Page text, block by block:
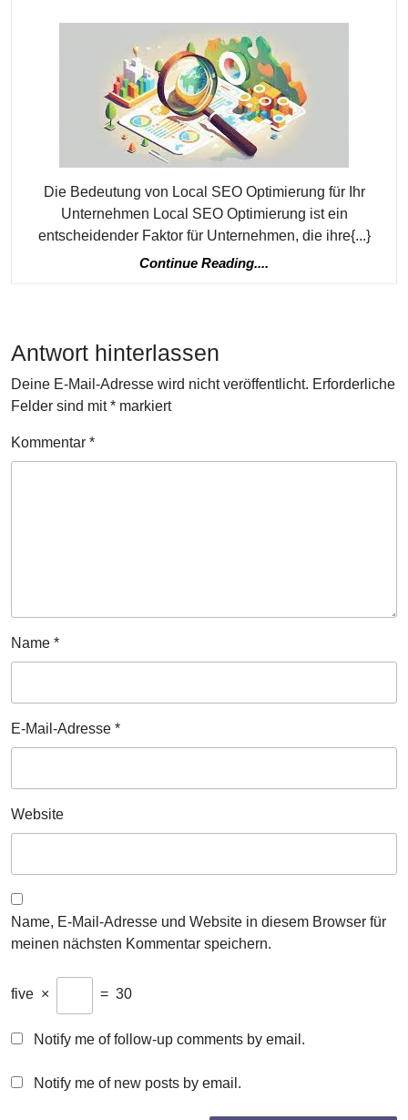
vor
Ort:
Die
Kraft
SEO
Optimierung
Die Bedeutung von Local SEO Optimierung für Ihr
Unternehmen Local SEO Optimierung ist ein
entscheidender Faktor für Unternehmen, die ihre{...}
Continue Reading....
Antwort hinterlassen
Deine E-Mail-Adresse wird nicht veröffentlicht. Erforderliche
Felder sind mit* markiert
Kommentar *
Name *
E-Mail-Adresse *
Website
Name, E-Mail-Adresse und Website in diesem Browser für
meinen nächsten Kommentar speichern.
five × = 30
Notify me of follow-up comments by email.
Notify me of new posts by email.